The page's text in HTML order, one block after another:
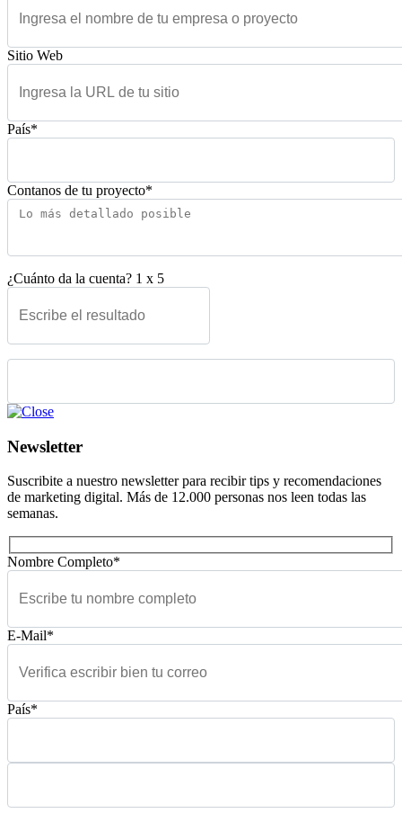
Sitio Web
País*
Contanos de tu proyecto*
¿Cuánto da la cuenta? 1 x 5
Please leave this field empty.
Newsletter
Suscribite a nuestro newsletter para recibir tips y recomendaciones
de marketing digital. Más de 12.000 personas nos leen todas las
semanas.
Nombre Completo*
E-Mail*
País*
Please leave this field empty.